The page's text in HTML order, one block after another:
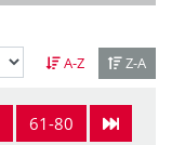
A-Z Z-A
61-80